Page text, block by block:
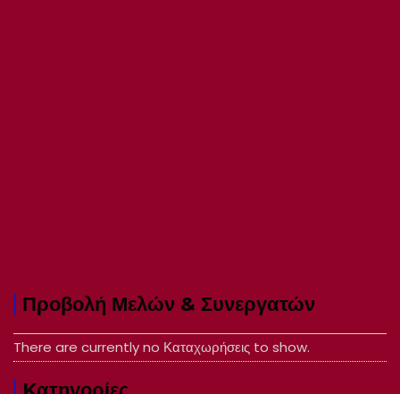
Προβολή Μελών & Συνεργατών
There are currently no Καταχωρήσεις to show.